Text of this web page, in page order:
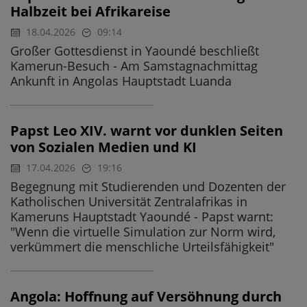
Halbzeit bei Afrikareise
18.04.2026 09:14
Großer Gottesdienst in Yaoundé beschließt
Kamerun-Besuch - Am Samstagnachmittag
Ankunft in Angolas Hauptstadt Luanda
Papst Leo XIV. warnt vor dunklen Seiten
von Sozialen Medien und KI
17.04.2026 19:16
Begegnung mit Studierenden und Dozenten der
Katholischen Universität Zentralafrikas in
Kameruns Hauptstadt Yaoundé - Papst warnt:
"Wenn die virtuelle Simulation zur Norm wird,
verkümmert die menschliche Urteilsfähigkeit"
Angola: Hoffnung auf Versöhnung durch